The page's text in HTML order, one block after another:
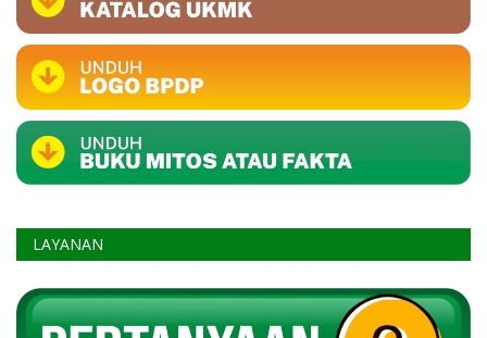
LAYANAN